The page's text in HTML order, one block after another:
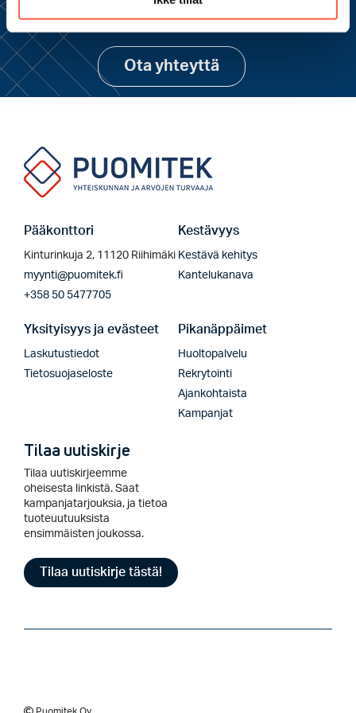
Ota yhteyttä ja pyydä lisätietoja
Ota yhteyttä
Pääkonttori
Kinturinkuja 2, 11120 Riihimäki
myynti@puomitek.fi
+358 50 5477705
Kestävyys
Kestävä kehitys
Kantelukanava
Yksityisyys ja evästeet
Laskutustiedot
Tietosuojaseloste
Pikanäppäimet
Huoltopalvelu
Rekrytointi
Ajankohtaista
Kampanjat
Tilaa uutiskirje
Tilaa uutiskirjeemme
oheisesta linkistä. Saat
kampanjatarjouksia, ja tietoa
tuoteuutuuksista
ensimmäisten joukossa.
Tilaa uutiskirje tästä!